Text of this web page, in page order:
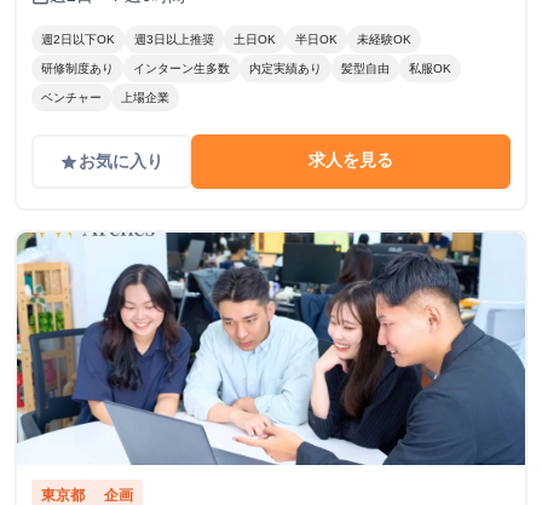
週2日以下OK 週3日以上推奨 土日OK 半日OK 未経験OK
研修制度あり インターン生多数 内定実績あり 髪型自由 私服OK
ベンチャー 上場企業
gradeお気に入り 求人を見る
東京都 企画